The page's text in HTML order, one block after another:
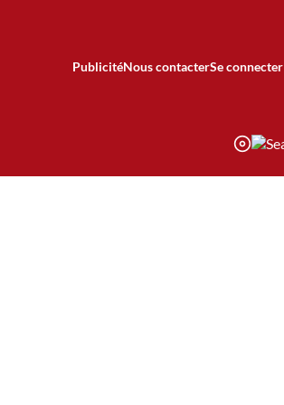
PublicitéNous contacterSe connecter